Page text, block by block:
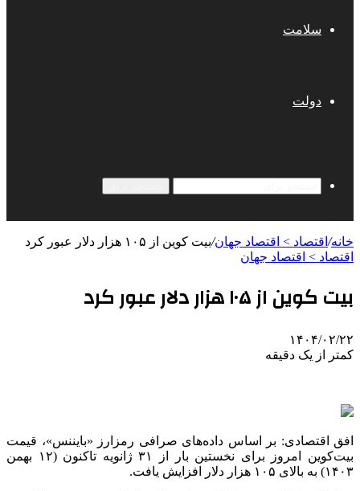
سلامت
دولت
خانه/ اقتصاد > اقتصاد جهان/بیت کوین از ۱۰۵ هزار دلار عبور کرد
اقتصاد > اقتصاد جهان
بیت کوین از ۱۰۵ هزار دلار عبور کرد
۱۴۰۴/۰۲/۲۲
کمتر از یک دقیقه
افق اقتصادی: بر اساس داده‌های صرافی رمزارز «بایننس»، قیمت
بیت‌کوین امروز برای نخستین بار از ۳۱ ژانویه تاکنون (۱۲ بهمن
۱۴۰۳) به بالای ۱۰۵ هزار دلار افزایش یافت.